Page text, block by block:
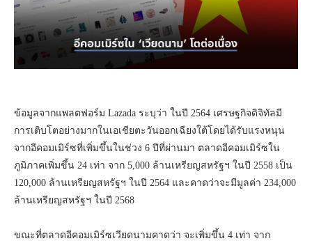
ข้อมูลจากแพลตฟอร์ม Lazada ระบุว่า ในปี 2564 เศรษฐกิจดิจิทัลมี
การเติบโตอย่างมากในเอเชียตะวันออกเฉียงใต้โดยได้รับแรงหนุน
จากอีคอมเมิร์ซที่เพิ่มขึ้นในช่วง 6 ปีที่ผ่านมา ตลาดอีคอมเมิร์ซใน
ภูมิภาคเพิ่มขึ้น 24 เท่า จาก 5,000 ล้านเหรียญสหรัฐฯ ในปี 2558 เป็น
120,000 ล้านเหรียญสหรัฐฯ ในปี 2564 และคาดว่าจะมีมูลค่า 234,000
ล้านเหรียญสหรัฐฯ ในปี 2568
ขณะที่ตลาดอีคอมเมิร์ซเวียดนามคาดว่า จะเพิ่มขึ้น 4 เท่า จาก